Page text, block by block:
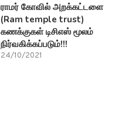
ராமர் கோவில் அறக்கட்டளை
(Ram temple trust)
கணக்குகள் டிசிஎஸ் மூலம்
நிர்வகிக்கப்படும்!!!
24/10/2021